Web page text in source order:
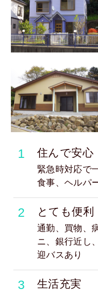
1 住んで安心
緊急時対応で
食事、ヘルパ
2 とても便利
通勤、買物、
ニ、銀行近し
迎バスあり
3 生活充実